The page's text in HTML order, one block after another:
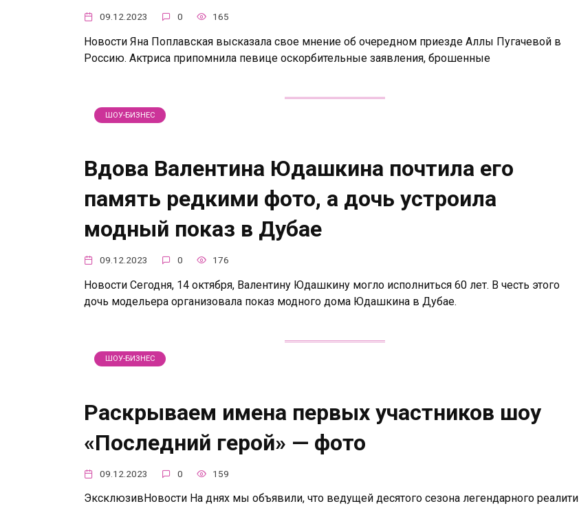
09.12.2023 0 165
Новости Яна Поплавская высказала свое мнение об очередном приезде Аллы Пугачевой в
Россию. Актриса припомнила певице оскорбительные заявления, брошенные
ШОУ-БИЗНЕС
Вдова Валентина Юдашкина почтила его
память редкими фото, а дочь устроила
модный показ в Дубае
09.12.2023 0 176
Новости Сегодня, 14 октября, Валентину Юдашкину могло исполниться 60 лет. В честь этого
дочь модельера организовала показ модного дома Юдашкина в Дубае.
ШОУ-БИЗНЕС
Раскрываем имена первых участников шоу
«Последний герой» — фото
09.12.2023 0 159
ЭксклюзивНовости На днях мы объявили, что ведущей десятого сезона легендарного реалити